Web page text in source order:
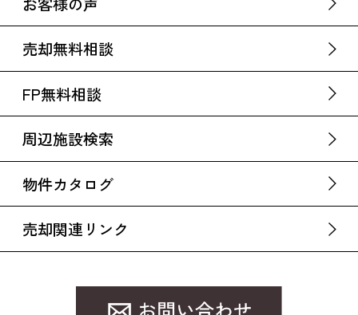
売却無料相談
FP無料相談
周辺施設検索
物件カタログ
売却関連リンク